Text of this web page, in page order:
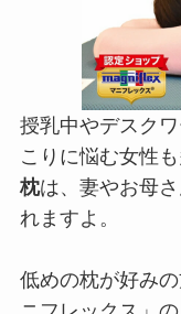
授乳中やデスク
こりに悩む女性も
枕は、妻やお母
れますよ。
低めの枕が好み